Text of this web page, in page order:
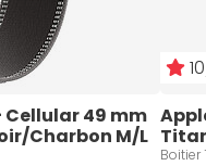
Cellular 49 mm
Charbon M/L